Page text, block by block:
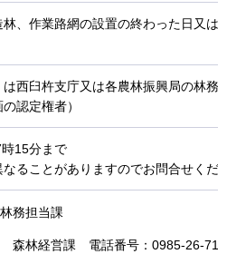
林、作業路網の設置の終わった日又は
西臼杵支庁又は各農林振興局の林務
認定権者）
15分まで
なることがありますのでお問合せくだ
務担当課
森林経営課 電話番号：0985-26-